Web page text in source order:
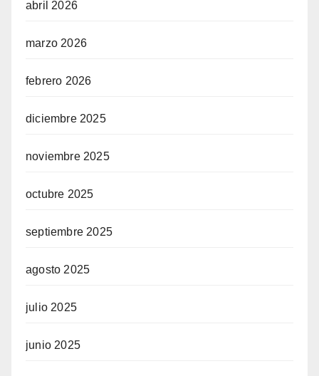
abril 2026
marzo 2026
febrero 2026
diciembre 2025
noviembre 2025
octubre 2025
septiembre 2025
agosto 2025
julio 2025
junio 2025